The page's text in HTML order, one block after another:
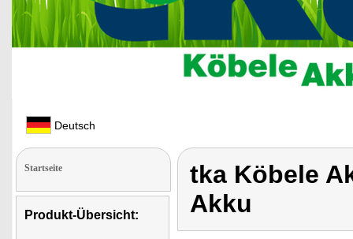
Deutsch
Startseite
Produkt-Übersicht:
tka Köbele
Akku